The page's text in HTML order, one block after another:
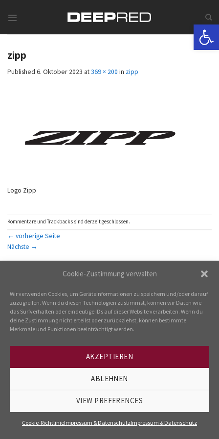
Cookie-Zustimmung verwalten
Wir verwenden Cookies, um Geräteinformationen zu speichern und/oder darauf
zuzugreifen. Wenn du diesen Technologien zustimmst, können wir Daten wie
das Surfverhalten oder eindeutige IDs auf dieser Website verarbeiten. Wenn du
deine Zustimmung nicht erteilst oder zurückziehst, können bestimmte
Merkmale und Funktionen beeinträchtigt werden.
AKZEPTIEREN
ABLEHNEN
VIEW PREFERENCES
Cookie-RichtlinieImpressum & DatenschutzImpressum & Datenschutz
zipp
Published 6. Oktober 2023 at369 × 200 in zipp
Logo Zipp
Kommentare und Trackbacks sind derzeit geschlossen.
← vorherige Seite
Nächste →
---
IMPRESSUM & DATENSCHUTZ COOKIE-RICHTLINIE